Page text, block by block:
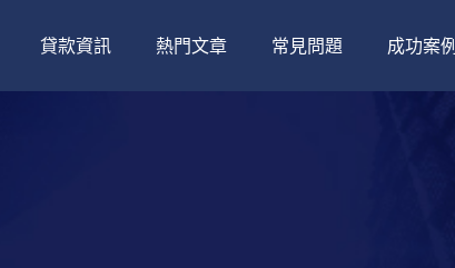
貸款資訊 熱門文章 常見問題 成功案例